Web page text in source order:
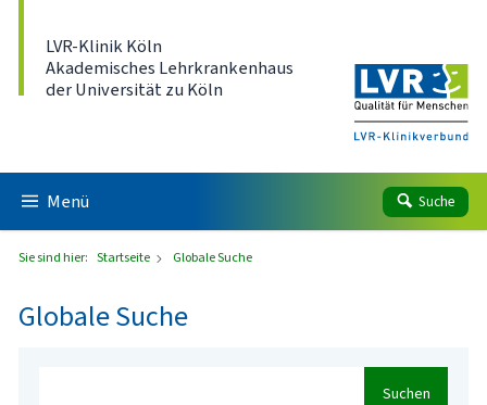
LVR-Klinik Köln
Akademisches Lehrkrankenhaus
der Universität zu Köln
Menü Suche
Sie sind hier: Startseite Globale Suche
Globale Suche
Suchen